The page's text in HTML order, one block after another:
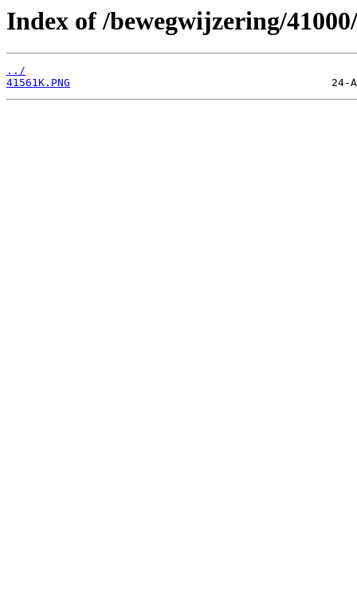
Index of /bewegwijzering/
../
41561K.PNG